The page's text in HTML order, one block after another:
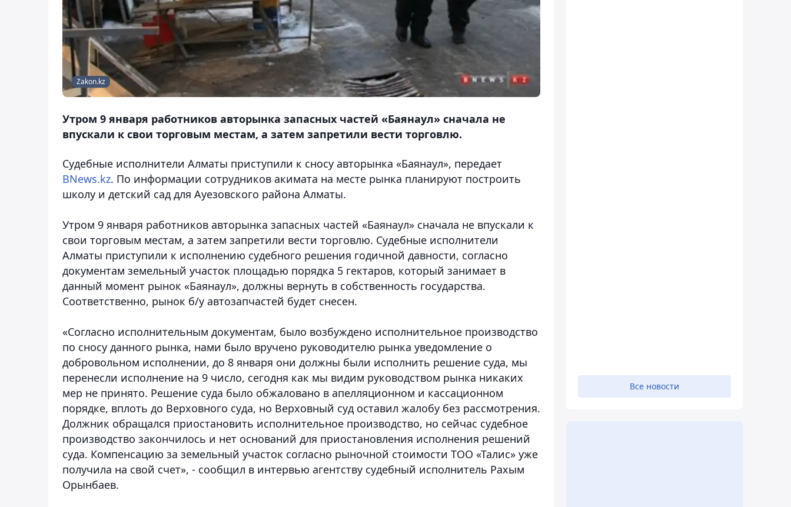
Zakon.kz
Утром 9 января работников авторынка запасных частей «Баянаул» сначала не
впускали к свои торговым местам, а затем запретили вести торговлю.
Судебные исполнители Алматы приступили к сносу авторынка «Баянаул», передает
BNews.kz. По информации сотрудников акимата на месте рынка планируют построить
школу и детский сад для Ауезовского района Алматы.
Утром 9 января работников авторынка запасных частей «Баянаул» сначала не впускали к
свои торговым местам, а затем запретили вести торговлю. Судебные исполнители
Алматы приступили к исполнению судебного решения годичной давности, согласно
документам земельный участок площадью порядка 5 гектаров, который занимает в
данный момент рынок «Баянаул», должны вернуть в собственность государства.
Соответственно, рынок б/у автозапчастей будет снесен.
«Согласно исполнительным документам, было возбуждено исполнительное производство
по сносу данного рынка, нами было вручено руководителю рынка уведомление о
добровольном исполнении, до 8 января они должны были исполнить решение суда, мы
перенесли исполнение на 9 число, сегодня как мы видим руководством рынка никаких
мер не принято. Решение суда было обжаловано в апелляционном и кассационном
порядке, вплоть до Верховного суда, но Верховный суд оставил жалобу без рассмотрения.
Должник обращался приостановить исполнительное производство, но сейчас судебное
производство закончилось и нет оснований для приостановления исполнения решений
суда. Компенсацию за земельный участок согласно рыночной стоимости ТОО «Талис» уже
получила на свой счет», - сообщил в интервью агентству судебный исполнитель Рахым
Орынбаев.
Все новости